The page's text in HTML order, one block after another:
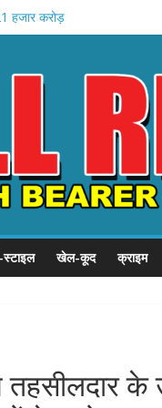
दौरा
हजार करोड़
खादी मॉल
की शुरुआत
खेल-कूद क्राइम
के